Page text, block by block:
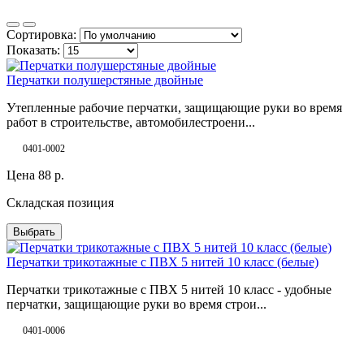
Сортировка:
Показать:
Перчатки полушерстяные двойные
Утепленные рабочие перчатки, защищающие руки во время
работ в строительстве, автомобилестроени...
0401-0002
Цена 88 р.
Складская позиция
Выбрать
Перчатки трикотажные с ПВХ 5 нитей 10 класс (белые)
Перчатки трикотажные с ПВХ 5 нитей 10 класс - удобные
перчатки, защищающие руки во время строи...
0401-0006